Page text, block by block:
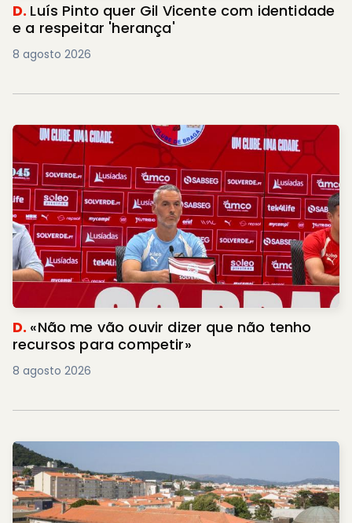
D. Luís Pinto quer Gil Vicente com identidade
e a respeitar 'herança'
8 agosto 2026
D. «Não me vão ouvir dizer que não tenho
recursos para competir»
8 agosto 2026